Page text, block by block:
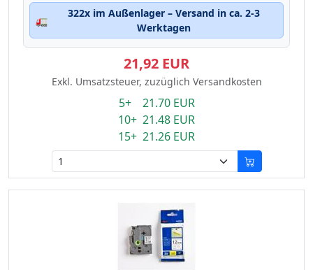
🚛
322x im Außenlager – Versand in ca. 2-3
Werktagen
21,92 EUR
Exkl. Umsatzsteuer, zuzüglich Versandkosten
5+ 21.70 EUR
10+ 21.48 EUR
15+ 21.26 EUR